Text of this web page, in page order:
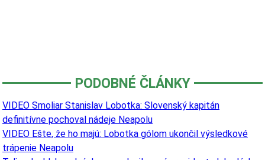
PODOBNÉ ČLÁNKY
VIDEO Smoliar Stanislav Lobotka: Slovenský kapitán
definitívne pochoval nádeje Neapolu
VIDEO Ešte, že ho majú: Lobotka gólom ukončil výsledkové
trápenie Neapolu